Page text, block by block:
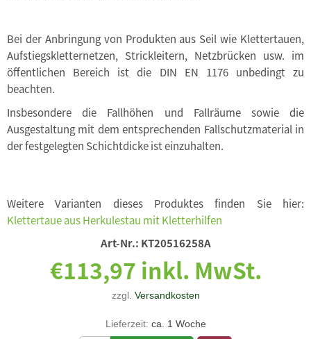
Bei der Anbringung von Produkten aus Seil wie Klettertauen,
Aufstiegskletternetzen, Strickleitern, Netzbrücken usw. im
öffentlichen Bereich ist die DIN EN 1176 unbedingt zu
beachten.
Insbesondere die Fallhöhen und Fallräume sowie die
Ausgestaltung mit dem entsprechenden Fallschutzmaterial in
der festgelegten Schichtdicke ist einzuhalten.
Weitere Varianten dieses Produktes finden Sie hier:
Klettertaue aus Herkulestau mit Kletterhilfen
Art-Nr.: KT20516258A
€113,97 inkl. MwSt.
zzgl. Versandkosten
Lieferzeit: ca. 1 Woche